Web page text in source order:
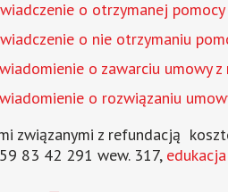
o otrzymanej
o nie otrzymaniu
o zawarciu umowy
o rozwiązaniu
związanymi z refundacją
83 42 291 wew. 317,